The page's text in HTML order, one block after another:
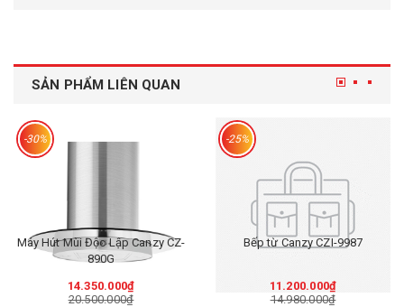
SẢN PHẨM LIÊN QUAN
-30%
Máy Hút Mùi Độc Lập Canzy CZ-
890G
14.350.000₫
20.500.000₫
-25%
Bếp từ Canzy CZI-9987
11.200.000₫
14.980.000₫